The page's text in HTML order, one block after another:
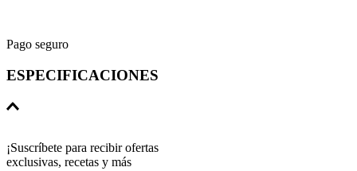
Pago seguro
ESPECIFICACIONES
180 W
Garantía
¡Suscríbete para recibir ofertas
exclusivas, recetas y más